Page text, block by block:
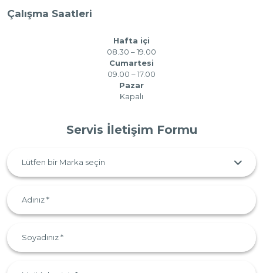
Çalışma Saatleri
Hafta içi
08.30 – 19.00
Cumartesi
09.00 – 17.00
Pazar
Kapalı
Servis İletişim Formu